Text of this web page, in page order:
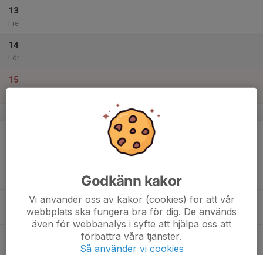
13
Fre
14
Lör
15
v.51
Godkänn kakor
Vi använder oss av kakor (cookies) för att vår
webbplats ska fungera bra för dig. De används
även för webbanalys i syfte att hjälpa oss att
förbättra våra tjänster.
Så använder vi cookies